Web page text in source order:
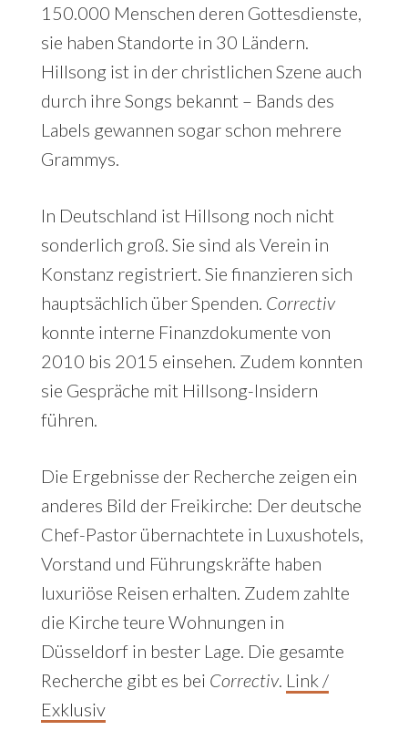
150.000 Menschen deren Gottesdienste,
sie haben Standorte in 30 Ländern.
Hillsong ist in der christlichen Szene auch
durch ihre Songs bekannt – Bands des
Labels gewannen sogar schon mehrere
Grammys.
In Deutschland ist Hillsong noch nicht
sonderlich groß. Sie sind als Verein in
Konstanz registriert. Sie finanzieren sich
hauptsächlich über Spenden. Correctiv
konnte interne Finanzdokumente von
2010 bis 2015 einsehen. Zudem konnten
sie Gespräche mit Hillsong-Insidern
führen.
Die Ergebnisse der Recherche zeigen ein
anderes Bild der Freikirche: Der deutsche
Chef-Pastor übernachtete in Luxushotels,
Vorstand und Führungskräfte haben
luxuriöse Reisen erhalten. Zudem zahlte
die Kirche teure Wohnungen in
Düsseldorf in bester Lage. Die gesamte
Recherche gibt es bei Correctiv. Link /
Exklusiv